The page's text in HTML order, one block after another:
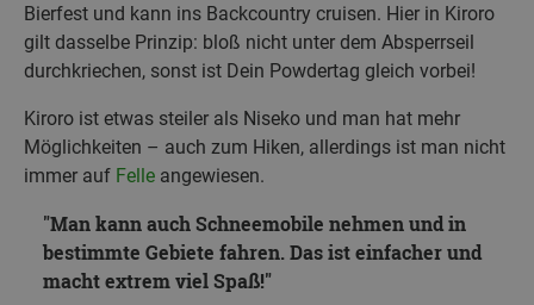
Bierfest und kann ins Backcountry cruisen. Hier in Kiroro
gilt dasselbe Prinzip: bloß nicht unter dem Absperrseil
durchkriechen, sonst ist Dein Powdertag gleich vorbei!
Kiroro ist etwas steiler als Niseko und man hat mehr
Möglichkeiten – auch zum Hiken, allerdings ist man nicht
immer auf Felle angewiesen.
Man kann auch Schneemobile nehmen und in
bestimmte Gebiete fahren. Das ist einfacher und
macht extrem viel Spaß!